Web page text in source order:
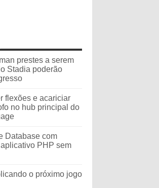
prestes a serem
Stadia poderão
flexões e acariciar
no hub principal do
Database com
PHP sem
o próximo jogo